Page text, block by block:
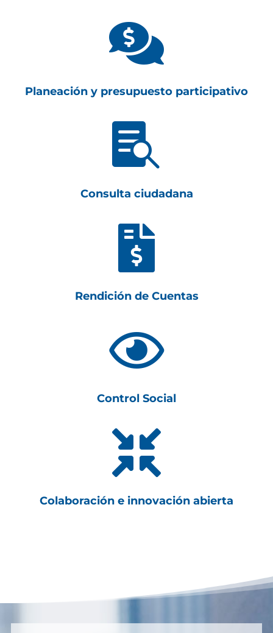

Planeación y presupuesto participativo

Consulta ciudadana

Rendición de Cuentas

Control Social

Colaboración e innovación abierta